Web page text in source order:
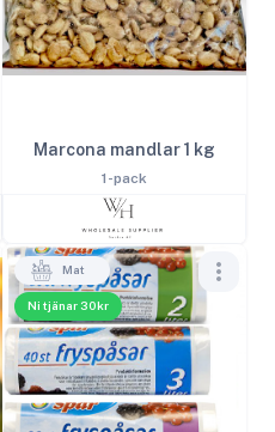
Marcona mandlar 1 kg
1-pack
Ni tjänar 30kr
Mat